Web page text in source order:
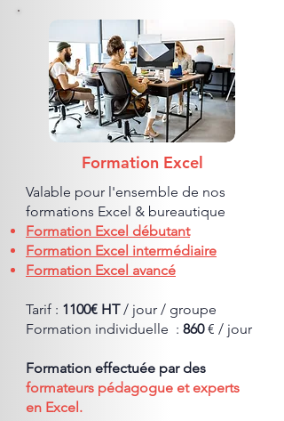
Formation Excel
Valable pour l'ensemble de nos
formations Excel & bureautique
Formation Excel débutant
Formation Excel intermédiaire
Formation Excel avancé
Tarif : 1100€ HT/ jour / groupe
Formation individuelle : 860€ / jour
Formation effectuée par des
formateurs pédagogue et experts
en Excel.